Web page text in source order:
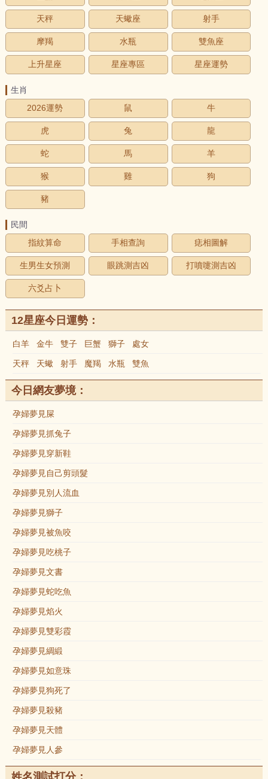
天秤 天蠍座 射手
摩羯 水瓶 雙魚座
上升星座 星座專區 星座運勢
生肖
2026運勢
鼠 牛
虎 兔 龍
蛇 馬 羊
猴 雞 狗
豬
民間
指紋算命
手相查詢 痣相圖解
生男生女預測 眼跳測吉凶 打噴嚏測吉凶
六爻占卜
12星座今日運勢：
白羊 金牛 雙子 巨蟹 獅子 處女
天秤 天蠍 射手 魔羯 水瓶 雙魚
今日網友夢境：
孕婦夢見屎
孕婦夢見抓兔子
孕婦夢見穿新鞋
孕婦夢見自己剪頭髮
孕婦夢見別人流血
孕婦夢見獅子
孕婦夢見被魚咬
孕婦夢見吃桃子
孕婦夢見文書
孕婦夢見蛇吃魚
孕婦夢見焰火
孕婦夢見雙彩霞
孕婦夢見綢緞
孕婦夢見如意珠
孕婦夢見狗死了
孕婦夢見殺豬
孕婦夢見天體
孕婦夢見人參
姓名測試打分：